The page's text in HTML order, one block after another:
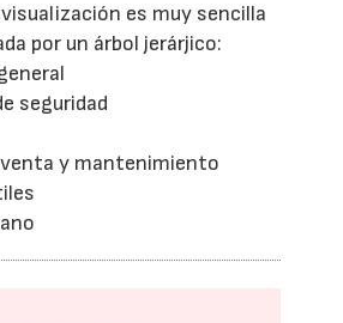
visualización es muy sencilla
por un árbol jerárjico:
seguridad
y mantenimiento